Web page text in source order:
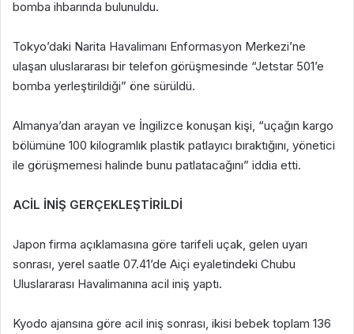
bomba ihbarında bulunuldu.
Tokyo’daki Narita Havalimanı Enformasyon Merkezi’ne
ulaşan uluslararası bir telefon görüşmesinde “Jetstar 501’e
bomba yerleştirildiği” öne sürüldü.
Almanya’dan arayan ve İngilizce konuşan kişi, “uçağın kargo
bölümüne 100 kilogramlık plastik patlayıcı bıraktığını, yönetici
ile görüşmemesi halinde bunu patlatacağını” iddia etti.
ACİL İNİŞ GERÇEKLEŞTİRİLDİ
Japon firma açıklamasına göre tarifeli uçak, gelen uyarı
sonrası, yerel saatle 07.41’de Aiçi eyaletindeki Chubu
Uluslararası Havalimanına acil iniş yaptı.
Kyodo ajansına göre acil iniş sonrası, ikisi bebek toplam 136